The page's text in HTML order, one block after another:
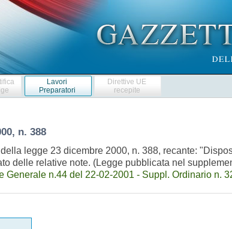
Lavori
Preparatori
Direttive UE
recepite
n. 388
legge 23 dicembre 2000, n. 388, recante:
delle relative note. (Legge pubblicata nel
Generale n.44 del 22-02-2001 - Suppl. Ordinario n.